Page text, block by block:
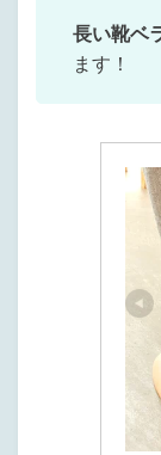
長い靴ベ
ます！